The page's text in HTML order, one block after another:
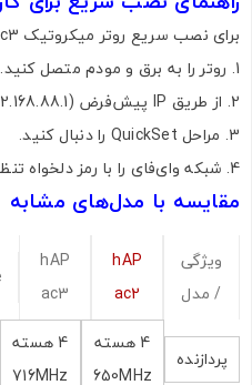
برای نصب سریع روتر میکروتیک hAP ac3:
روتر را به برق و مودم متصل کنید.
از طریق IP پیش‌فرض (192.168.88.1) وارد پنل شوید.
مراحل QuickSet را دنبال کنید.
شبکه وای‌فای را با رمز دلخواه
مقایسه با مدل‌های مشابه
ویژگی
/ مدل
hAP
ac2
hAP
ac3
پردازنده
4 هسته
650MHz
4 هسته
716MHz
تصاویر رسمی